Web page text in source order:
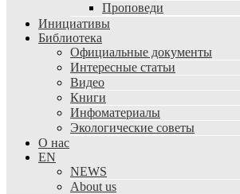
Проповеди
Инициативы
Библиотека
Официальные документы
Интересные статьи
Видео
Книги
Инфоматериалы
Экологические советы
О нас
EN
NEWS
About us